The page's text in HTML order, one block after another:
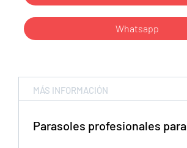
Whatsapp
MÁS INFORMACIÓN
Parasoles profesionales para